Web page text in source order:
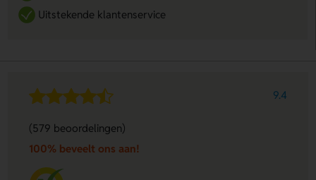
Uitstekende klantenservice
9.4
(579 beoordelingen)
100% beveelt ons aan!